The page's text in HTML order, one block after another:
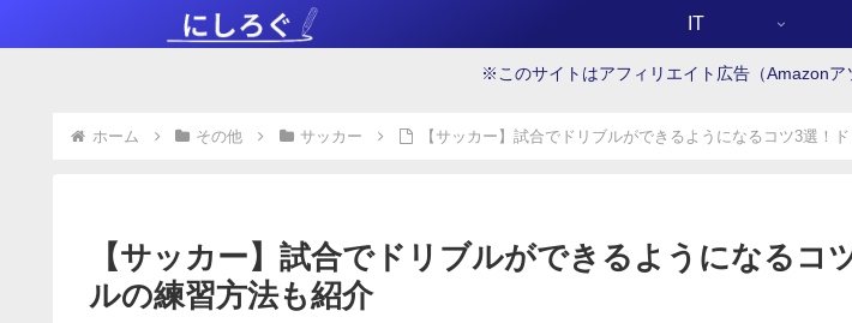
IT
※このサイトはアフィリエイト広告（Amazonア
ホーム その他 サッカー 【サッカー】試合でドリブルができるようになるコツ3選！
【サッカー】試合でドリブルができるようになるコ
ルの練習方法も紹介